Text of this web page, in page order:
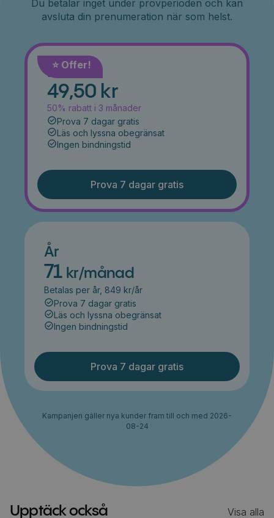
Du betalar inget under provperioden och kan
avsluta din prenumeration när som helst.
⭐️ Offer!
Månad
49,50 kr
50% rabatt i 3 månader
Prova 7 dagar gratis
Läs och lyssna obegränsat
Ingen bindningstid
Prova 7 dagar gratis
År
71 kr/månad
Betalas per år, 849 kr/år
Prova 7 dagar gratis
Läs och lyssna obegränsat
Ingen bindningstid
Prova 7 dagar gratis
Kampanjen gäller nya kunder fram till och med 2026-
08-24
Upptäck också Visa alla